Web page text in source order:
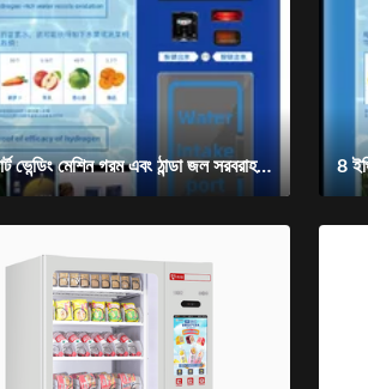
স্বতন্ত্র স্মার্ট ভেন্ডিং মেশিন গরম এবং ঠান্ডা জল সরবরাহকারী